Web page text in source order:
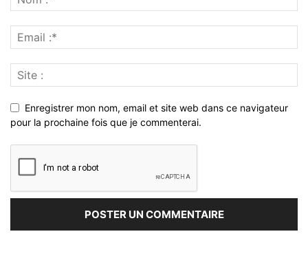
Enregistrer mon nom, email et site web dans ce navigateur
pour la prochaine fois que je commenterai.